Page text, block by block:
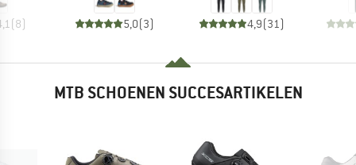
(8) 5,0(3) 4,9(31 )
MTB SCHOENEN SUCCESARTIKELEN